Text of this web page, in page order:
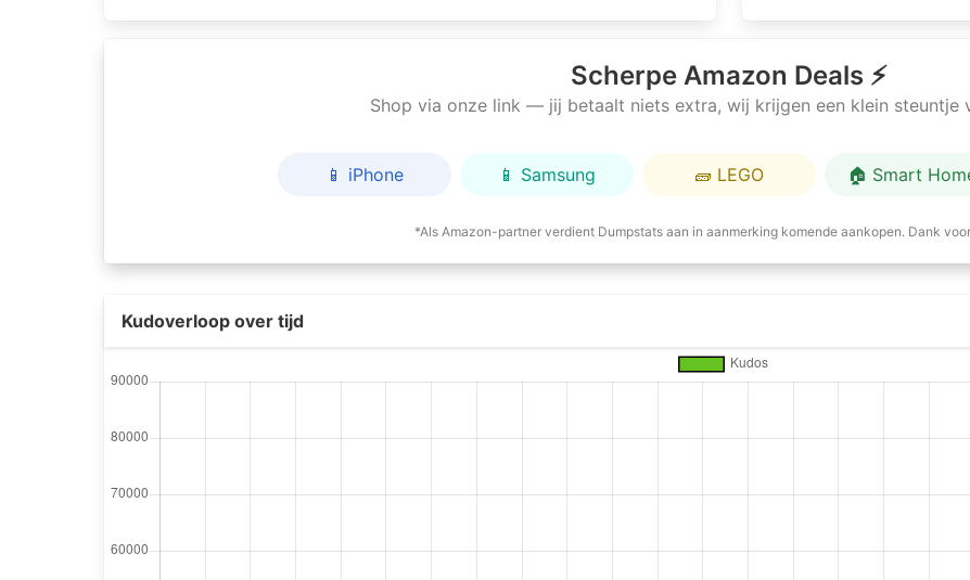
Scherpe Amazon Deals ⚡
Shop via onze link — jij betaalt niets extra, wij krijgen een klein steuntje
📱 iPhone 📱 Samsung 🧱 LEGO 🏠 Smart
*Als Amazon-partner verdient Dumpstats aan in aanmerking komende aankopen. Dank
Kudoverloop over tijd